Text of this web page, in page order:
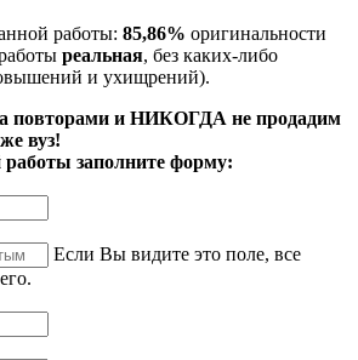
работы: 85,86% оригинальности
реальная, без каких-либо
и ухищрений).
повторами и НИКОГДА не продадим
вуз!
работы заполните форму:
Если Вы видите это поле, все